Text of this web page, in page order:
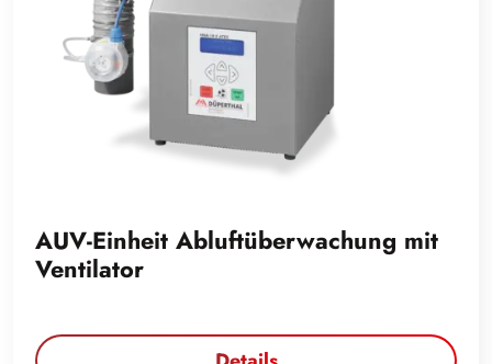
AUV-Einheit Abluftüberwachung mit
Ventilator